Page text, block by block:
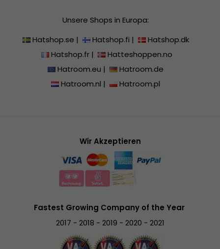
Unsere Shops in Europa:
Hatshop.se | Hatshop.fi |
Hatshop.dk
Hatshop.fr|
Hatteshoppen.no
Hatroom.eu |
Hatroom.de
Hatroom.nl | Hatroom.pl
Wir Akzeptieren
Fastest Growing Company of the Year
2017 - 2018 - 2019 - 2020 - 2021